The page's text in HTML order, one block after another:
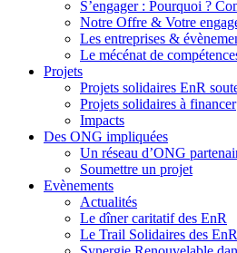
S’engager : Pourquoi ?
Notre Offre & Votre
Les entreprises &
Le mécénat de
Projets
Projets solidaires EnR
Projets solidaires à financer
Impacts
Des ONG impliquées
Un réseau d’ONG
Soumettre un projet
Evènements
Actualités
Le dîner caritatif des EnR
Le Trail Solidaires des EnR